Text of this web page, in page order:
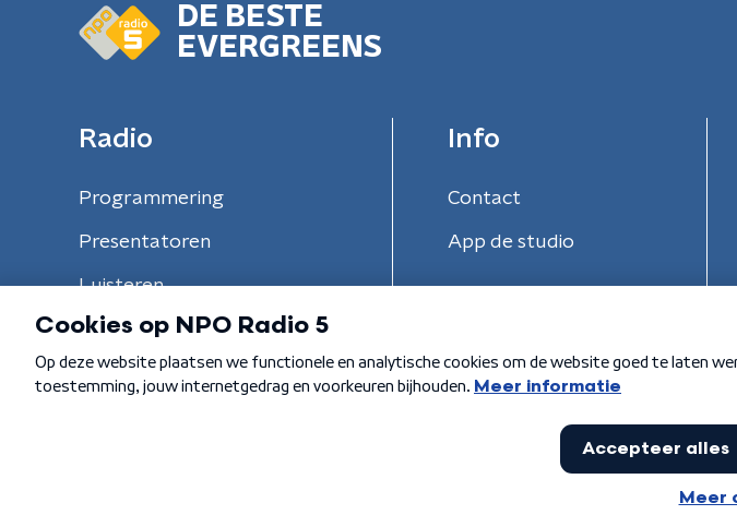
DE BESTE
EVERGREENS
Radio
Programmering
Presentatoren
Luisteren
Info
Contact
App de studio
Algemene voorwaarden Privacybeleid